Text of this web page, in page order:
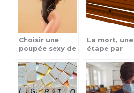
Choisir une
poupée sexy de
La mort, une
étape par
passe tous